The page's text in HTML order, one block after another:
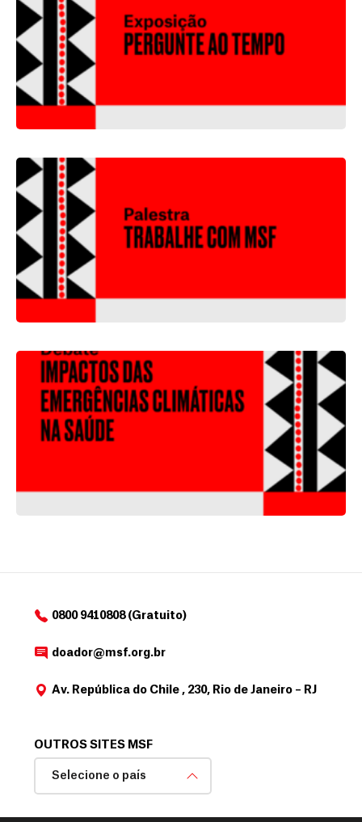
0800 9410808 (Gratuito)
doador@msf.org.br
Av. República do Chile , 230, Rio de Janeiro – RJ
OUTROS SITES MSF
Selecione o país